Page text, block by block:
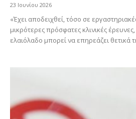
23 Ιουνίου 2026
«Έχει αποδειχθεί, τόσο σε
μικρότερες πρόσφατες κλινικές
ελαιόλαδο μπορεί να επηρεάζει θετικά